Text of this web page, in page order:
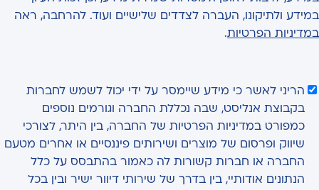
במידע ולתיקונו, העברה לצדדים שלישיים ועוד. להרחבה, ראה
במדיניות הפרטיות.
הריני לאשר כי מידע שיימסר על ידי יכול לשמש לחברות
בקבוצת אנליסט, שבה נכללת החברה וגורמים נוספים
כמפורט במדיניות הפרטיות של החברה, בין היתר, לצורכי
שיווק ופרסום של מוצרים ושירותים פיננסיים או אחרים מטעם
החברה או חברות קשורות לה כאמור בהתבסס על כלל
הנתונים אודותיי, בין בדרך של שירותי דיוור ישיר ובין בכל